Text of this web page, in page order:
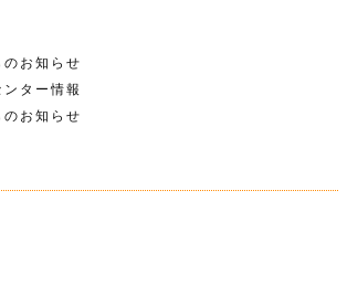
のお知らせ
ター情報
お知らせ